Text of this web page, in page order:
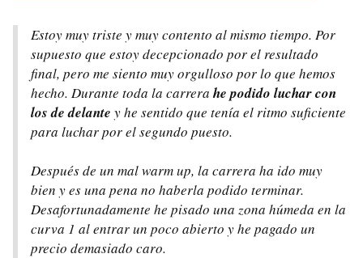
Estoy muy triste y muy contento al mismo tiempo. Por
supuesto que estoy decepcionado por el resultado
final, pero me siento muy orgulloso por lo que hemos
hecho. Durante toda la carrerahe podido luchar con
los de delante y he sentido que tenía el ritmo suficiente
para luchar por el segundo puesto.
Después de un malwarm up, la carrera ha ido muy
bien y es una pena no haberla podido terminar.
Desafortunadamente he pisado una zona húmeda en la
curva 1 al entrar un poco abierto y he pagado un
precio demasiado caro.